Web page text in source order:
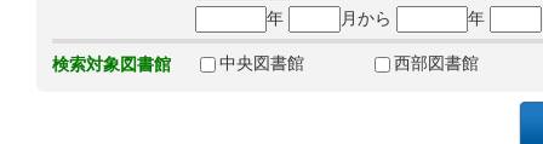
年
月から 年
検索対象図書館 中央図書館 西部図書館